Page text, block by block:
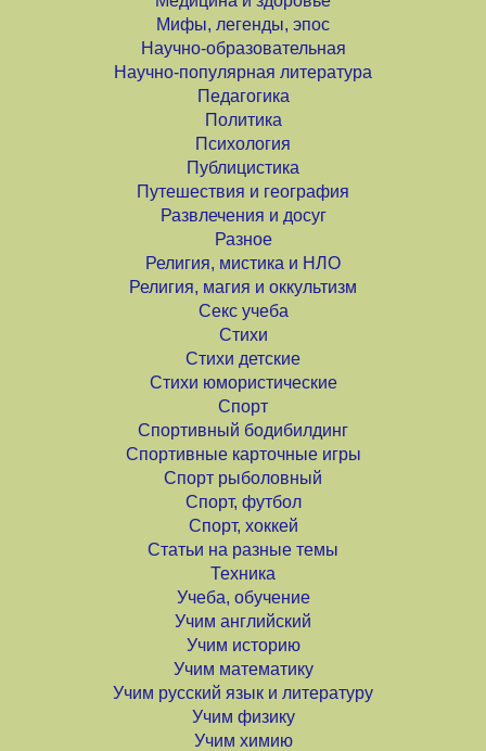
Мифы, легенды, эпос
Научно-образовательная
Научно-популярная литература
Педагогика
Политика
Психология
Публицистика
Путешествия и география
Развлечения и досуг
Разное
Религия, мистика и НЛО
Религия, магия и оккультизм
Секс учеба
Стихи
Стихи детские
Стихи юмористические
Спорт
Спортивный бодибилдинг
Спортивные карточные игры
Спорт рыболовный
Спорт, футбол
Спорт, хоккей
Статьи на разные темы
Техника
Учеба, обучение
Учим английский
Учим историю
Учим математику
Учим русский язык и литературу
Учим физику
Учим химию